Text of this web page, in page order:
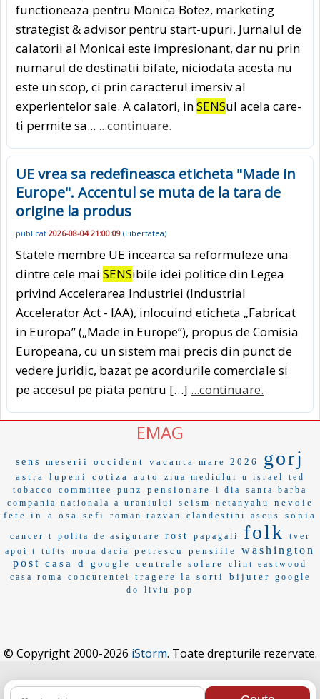
functioneaza pentru Monica Botez, marketing
strategist & advisor pentru start-upuri. Jurnalul de
calatorii al Monicai este impresionant, dar nu prin
numarul de destinatii bifate, niciodata acesta nu
este un scop, ci prin caracterul imersiv al
experientelor sale. A calatori, inSENSul acela care-
ti permite sa... ...continuare.
UE vrea sa redefineasca eticheta "Made in
Europe". Accentul se muta de la tara de
origine la produs
publicat 2026-08-04 21:00:09 (Libertatea)
Statele membre UE incearca sa reformuleze una
dintre cele mai SENSibile idei politice din Legea
privind Accelerarea Industriei (Industrial
Accelerator Act - IAA), inlocuind eticheta „Fabricat
in Europa” („Made in Europe”), propus de Comisia
Europeana, cu un sistem mai precis din punct de
vedere juridic, bazat pe acordurile comerciale si
pe accesul pe piata pentru […] ...continuare.
EMAG
sens meserii occident vacanta mare 2026 gorj
astra lupeni cotiza auto ziua mediului u israel
ted
tobacco
committee punz pensionare i dia
santa barba
compania nationala a uraniului
seism netanyahu
nevoie
fete in
a osa sefi roman razvan clandestini ascus sonia
cancer t polita de asigurare rost papagali folk
tver
apoi t
tufts noua dacia petrescu pensiile
washington
post
casa d google centrale solare
clint eastwood
casa roma
concurentei tragere la sorti bijuter
google
do
liviu pop
© Copyright 2000-2026 iStorm. Toate drepturile rezervate.